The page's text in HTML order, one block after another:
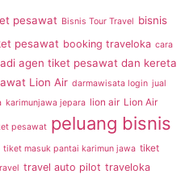
pesawat Bisnis Tour Travel bisnis
pesawat booking traveloka cara
agen tiket pesawat dan kereta
Lion Air darmawisata login jual
karimunjawa jepara lion air Lion Air
pesawat peluang bisnis
tiket masuk pantai karimun jawa tiket
travel auto pilot traveloka